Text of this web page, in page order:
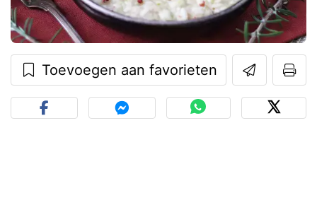
Toevoegen aan favorieten